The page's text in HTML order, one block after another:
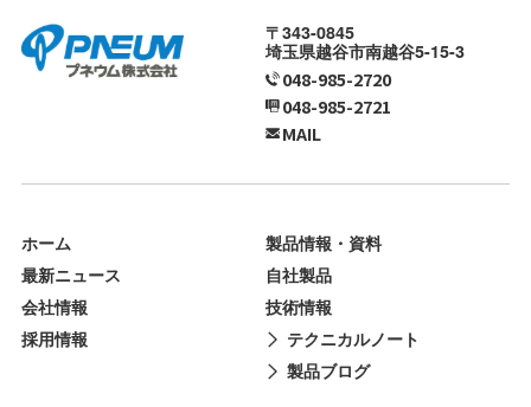
〒343-0845
埼玉県越谷市南越谷5-15-3
048-985-2720
048-985-2721
MAIL
ホーム
最新ニュース
会社情報
採用情報
製品情報・資料
自社製品
技術情報
テクニカルノート
製品ブログ